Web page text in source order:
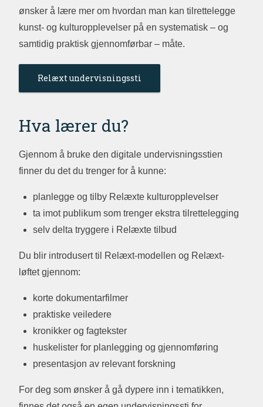
ønsker å lære mer om hvordan man kan tilrettelegge
kunst- og kulturopplevelser på en systematisk – og
samtidig praktisk gjennomførbar – måte.
Relæxt undervisningssti
Hva lærer du?
Gjennom å bruke den digitale undervisningsstien
finner du det du trenger for å kunne:
planlegge og tilby Relæxte kulturopplevelser
ta imot publikum som trenger ekstra tilrettelegging
selv delta tryggere i Relæxte tilbud
Du blir introdusert til Relæxt-modellen og Relæxt-
løftet gjennom:
korte dokumentarfilmer
praktiske veiledere
kronikker og fagtekster
huskelister for planlegging og gjennomføring
presentasjon av relevant forskning
For deg som ønsker å gå dypere inn i tematikken,